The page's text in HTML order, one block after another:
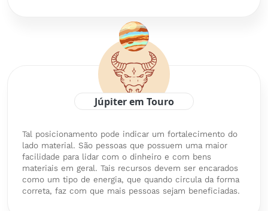
Júpiter em Touro
Tal posicionamento pode indicar um fortalecimento do
lado material. São pessoas que possuem uma maior
facilidade para lidar com o dinheiro e com bens
materiais em geral. Tais recursos devem ser encarados
como um tipo de energia, que quando circula da forma
correta, faz com que mais pessoas sejam beneficiadas.